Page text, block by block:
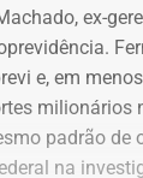
de bens de Alex
Reprodução/
ex-
e, em
milionários
padrão de
na